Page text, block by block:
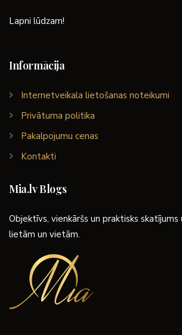
Lapni lūdzam!
Informācija
Internetveikala lietošanas noteikumi
Privātuma politika
Pakalpojumu cenas
Kontakti
Mia.lv Blogs
Objektīvs, vienkāršs un praktisks skatījums
lietām un vietām.